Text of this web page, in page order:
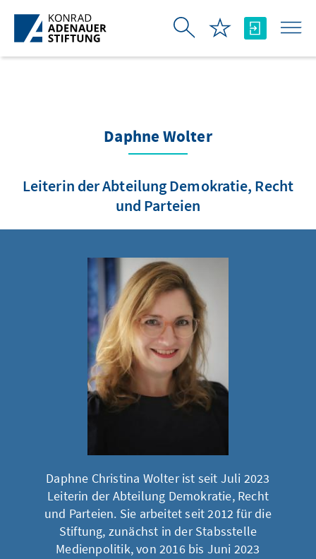
Zum Hauptinhalt springen
Daphne Wolter
Leiterin der Abteilung Demokratie, Recht
und Parteien
Daphne Christina Wolter ist seit Juli 2023
Leiterin der Abteilung Demokratie, Recht
und Parteien. Sie arbeitet seit 2012 für die
Stiftung, zunächst in der Stabsstelle
Medienpolitik, von 2016 bis Juni 2023